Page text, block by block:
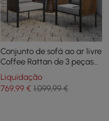
Conjunto de sofá ao ar livre
Coffee Rattan de 3 peças
com mesa de café com
tampo de vidro e almofada
cinza
Liquidação
769,99€ 1.099,99 €